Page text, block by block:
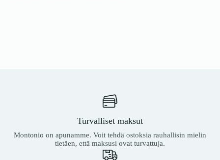
Turvalliset maksut
Montonio on apunamme. Voit tehdä ostoksia rauhallisin mielin
tietäen, että maksusi ovat turvattuja.